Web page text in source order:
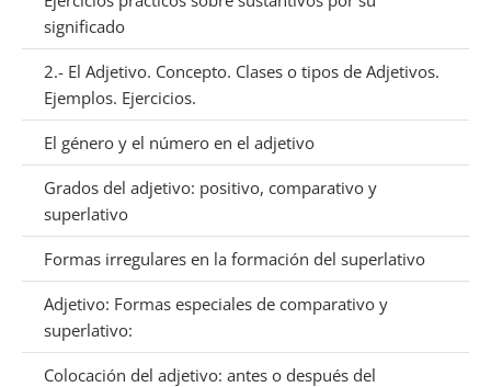
significado
2.- El Adjetivo. Concepto. Clases o tipos de Adjetivos.
Ejemplos. Ejercicios.
El género y el número en el adjetivo
Grados del adjetivo: positivo, comparativo y
superlativo
Formas irregulares en la formación del superlativo
Adjetivo: Formas especiales de comparativo y
superlativo:
Colocación del adjetivo: antes o después del